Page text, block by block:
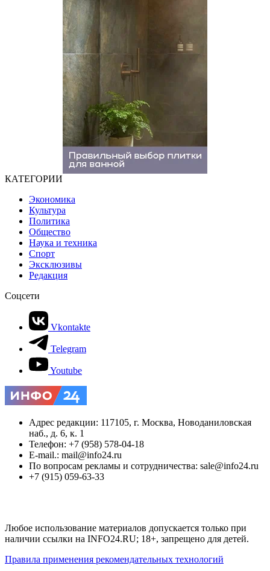
КАТЕГОРИИ
Экономика
Культура
Политика
Общество
Наука и техника
Спорт
Эксклюзивы
Редакция
Соцсети
Vkontakte
Telegram
Youtube
Адрес редакции: 117105, г. Москва, Новоданиловская
наб., д. 6, к. 1
Телефон: +7 (958) 578-04-18
E-mail.: mail@info24.ru
По вопросам рекламы и сотрудничества: sale@info24.ru
+7 (915) 059-63-33
Любое использование материалов допускается только при
наличии ссылки на INFO24.RU; 18+, запрещено для детей.
Правила применения рекомендательных технологий